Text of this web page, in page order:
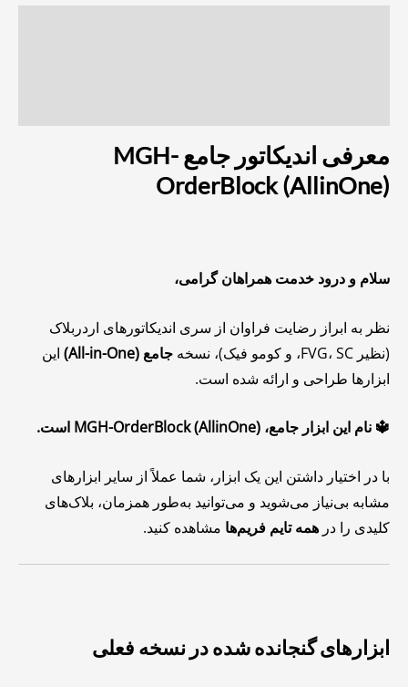
معرفی اندیکاتور جامع MGH-
OrderBlock (AllinOne)
سلام و درود خدمت همراهان گرامی،
نظر به ابراز رضایت فراوان از سری اندیکاتورهای اردربلاک
(نظیر FVG، SC، و کومو فیک)، نسخه
جامع (All-in-One)
این
ابزارها طراحی و ارائه شده است.
🔱 نام این ابزار جامع، MGH-OrderBlock (AllinOne) است.
با در اختیار داشتن این یک ابزار، شما عملاً از سایر ابزارهای
مشابه بی‌نیاز می‌شوید و می‌توانید به‌طور همزمان، بلاک‌های
کلیدی را در همه تایم فریم‌ها مشاهده کنید.
ابزارهای گنجانده شده در نسخه فعلی